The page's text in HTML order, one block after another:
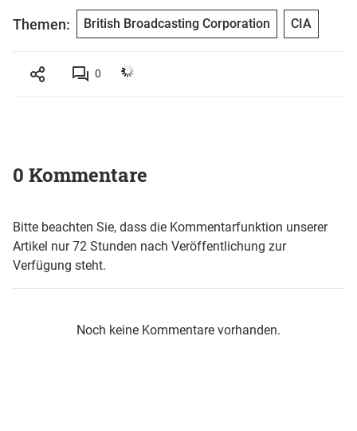
Themen: British Broadcasting Corporation CIA
0
0 Kommentare
Bitte beachten Sie, dass die Kommentarfunktion unserer
Artikel nur 72 Stunden nach Veröffentlichung zur
Verfügung steht.
Noch keine Kommentare vorhanden.